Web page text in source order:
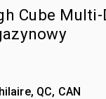
Cube Multi-
QC, CAN